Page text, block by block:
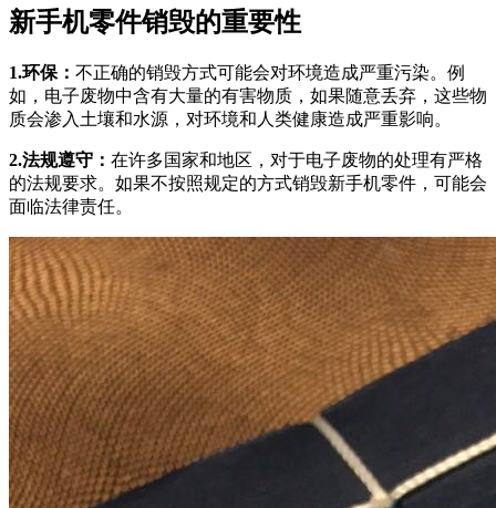
新手机零件销毁的重要性
1.环保： 不正确的销毁方式可能会对环境造成严重污染。例
如，电子废物中含有大量的有害物质，如果随意丢弃，这些物
质会渗入土壤和水源，对环境和人类健康造成严重影响。
2.法规遵守： 在许多国家和地区，对于电子废物的处理有严格
的法规要求。如果不按照规定的方式销毁新手机零件，可能会
面临法律责任。